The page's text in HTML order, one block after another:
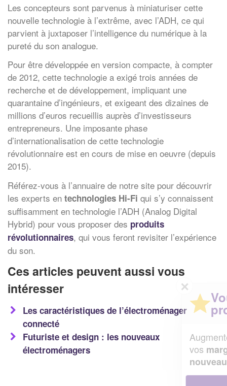
Les concepteurs sont parvenus à miniaturiser cette
nouvelle technologie à l’extrême, avec l’ADH, ce qui
parvient à juxtaposer l’intelligence du numérique à la
pureté du son analogue.
Pour être développée en version compacte, à compter
de 2012, cette technologie a exigé trois années de
recherche et de développement, impliquant une
quarantaine d’ingénieurs, et exigeant des dizaines de
millions d’euros recueillis auprès d’investisseurs
entrepreneurs. Une imposante phase
d’internationalisation de cette technologie
révolutionnaire est en cours de mise en oeuvre (depuis
2015).
Référez-vous à l’annuaire de notre site pour découvrir
les experts en technologies Hi-Fi qui s’y connaissent
suffisamment en technologie l’ADH (Analog Digital
Hybrid) pour vous proposer des produits
révolutionnaires, qui vous feront revisiter l’expérience
du son.
Ces articles peuvent aussi vous
intéresser
Les caractéristiques de l’électroménager
connecté
Futuriste et design : les nouveaux
électroménagers
✕
professionnel ?
Augmentez votrechiffre d'affaireset
vosmarges
tout en gagnant de